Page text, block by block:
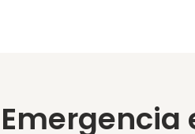
Emergencia